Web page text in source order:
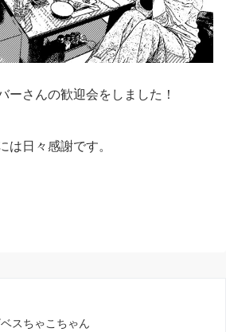
ーさんの歓迎会をしました！
は日々感謝です。
スちゃこちゃん